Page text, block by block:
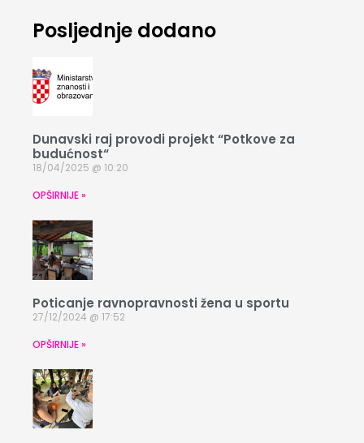
Posljednje dodano
Dunavski raj provodi projekt “Potkove za
budućnost“
18/04/2025
10:20
OPŠIRNIJE »
Poticanje ravnopravnosti žena u sportu
27/12/2024
17:52
OPŠIRNIJE »